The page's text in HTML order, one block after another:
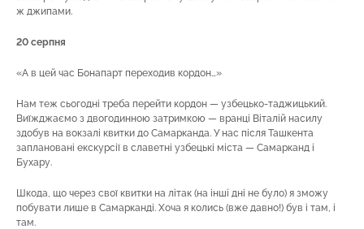
ж джипами.
20 серпня
«А в цей час Бонапарт переходив кордон…»
Нам теж сьогодні треба перейти кордон — узбецько-таджицький.
Виїжджаємо з двогодинною затримкою — вранці Віталій насилу
здобув на вокзалі квитки до Самарканда. У нас після Ташкента
заплановані екскурсії в славетні узбецькі міста — Самарканд і
Бухару.
Шкода, що через свої квитки на літак (на інші дні не було) я зможу
побувати лише в Самарканді. Хоча я колись (вже давно!) був і там, і
там.